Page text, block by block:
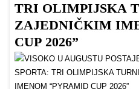
TRI OLIMPIJSKA
ZAJEDNIČKIM
CUP 2026”